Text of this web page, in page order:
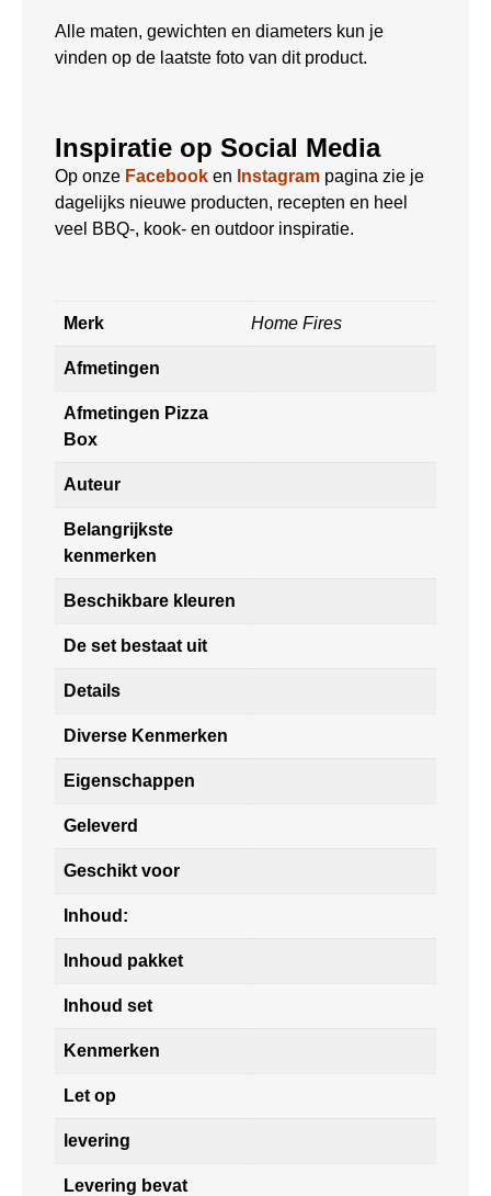
Alle maten, gewichten en diameters kun je
vinden op de laatste foto van dit product.
Inspiratie op Social Media
Op onze Facebook en Instagram pagina zie je
dagelijks nieuwe producten, recepten en heel
veel BBQ-, kook- en outdoor inspiratie.
Merk Home Fires
Afmetingen
Afmetingen Pizza
Box
Auteur
Belangrijkste
kenmerken
Beschikbare kleuren
De set bestaat uit
Details
Diverse Kenmerken
Eigenschappen
Geleverd
Geschikt voor
Inhoud:
Inhoud pakket
Inhoud set
Kenmerken
Let op
levering
Levering bevat